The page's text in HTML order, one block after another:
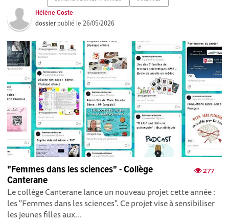
Hélène Coste
dossier publié le26/05/2026
277
"Femmes dans les sciences" - Collège
Canterane
Le collège Canterane lance un nouveau projet cette année :
les "Femmes dans les sciences". Ce projet vise à sensibiliser
les jeunes filles aux...